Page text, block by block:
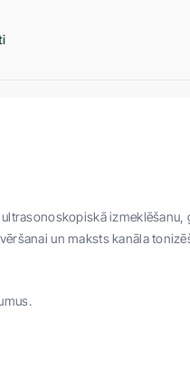
un maksts kanāla